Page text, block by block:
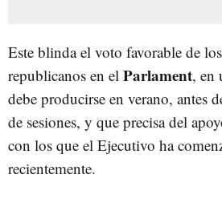
Este blinda el voto favorable de
republicanos en el Parlament, en
debe producirse en verano, antes
de sesiones, y que precisa del
con los que el Ejecutivo ha
recientemente.